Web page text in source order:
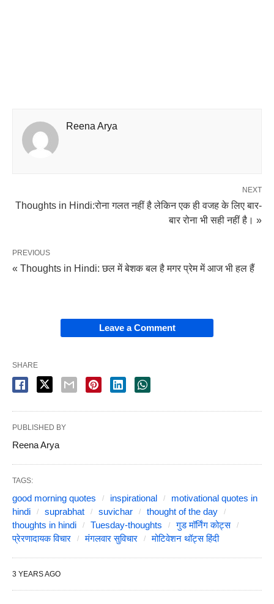
Reena Arya
NEXT
Thoughts in Hindi:रोना गलत नहीं है लेकिन एक ही वजह के लिए बार-
बार रोना भी सही नहीं है। »
PREVIOUS
« Thoughts in Hindi: छल में बेशक बल है मगर प्रेम में आज भी हल हैं
Leave a Comment
SHARE
PUBLISHED BY
Reena Arya
TAGS:
good morning quotes inspirational
motivational quotes in
hindi
suprabhat suvichar
thought of the day
thoughts in hindi
Tuesday-thoughts
गुड मॉर्निंग कोट्स
प्रेरणादायक विचार
मंगलवार सुविचार मोटिवेशन थॉट्स हिंदी
3 YEARS AGO